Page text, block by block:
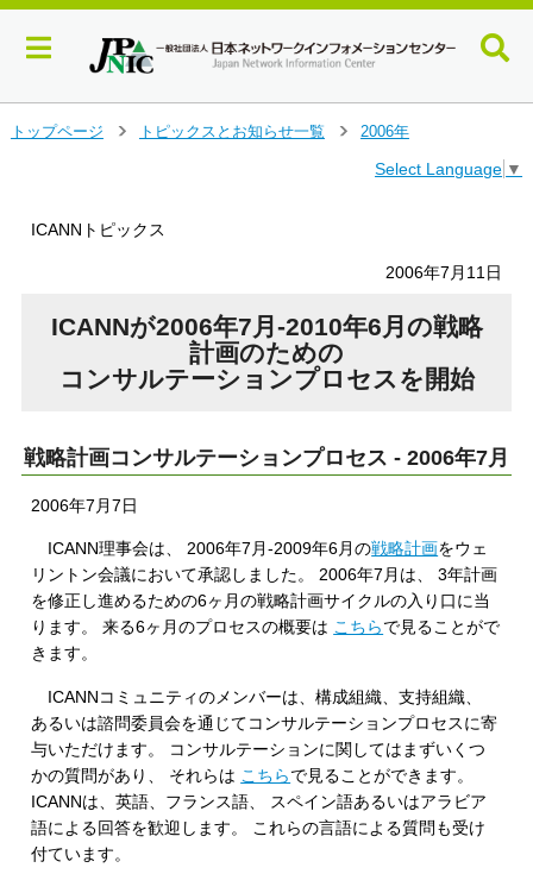
トップページ
トピックスとお知らせ一覧
2006年
Select Language ▼
ICANNトピックス
2006年7月11日
ICANNが2006年7月-2010年6月の戦略
計画のための
コンサルテーションプロセスを開始
戦略計画コンサルテーションプロセス - 2006年7月
2006年7月7日
ICANN理事会は、 2006年7月-2009年6月の戦略計画をウェ
リントン会議において承認しました。 2006年7月は、 3年計画
を修正し進めるための6ヶ月の戦略計画サイクルの入り口に当
ります。 来る6ヶ月のプロセスの概要は こちらで見ることがで
きます。
ICANNコミュニティのメンバーは、構成組織、支持組織、
あるいは諮問委員会を通じてコンサルテーションプロセスに寄
与いただけます。 コンサルテーションに関してはまずいくつ
かの質問があり、 それらは こちらで見ることができます。
ICANNは、英語、フランス語、 スペイン語あるいはアラビア
語による回答を歓迎します。 これらの言語による質問も受け
付ています。